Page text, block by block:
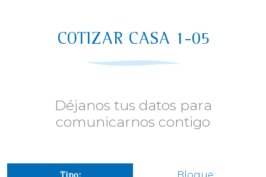
COTIZAR CASA 1-05
Déjanos tus datos para
comunicarnos contigo